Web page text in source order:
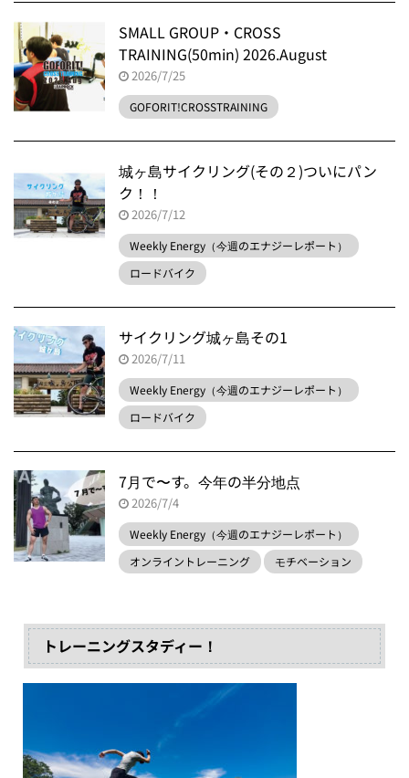
SMALL GROUP・CROSS
TRAINING(50min) 2026.August
2026/7/25
GOFORIT!CROSSTRAINING
城ヶ島サイクリング(その２)ついにパン
ク！！
2026/7/12
Weekly Energy（今週のエナジーレポート）
ロードバイク
サイクリング城ヶ島その1
2026/7/11
Weekly Energy（今週のエナジーレポート）
ロードバイク
7月で〜す。今年の半分地点
2026/7/4
Weekly Energy（今週のエナジーレポート）
オンライントレーニング
モチベーション
トレーニングスタディー！